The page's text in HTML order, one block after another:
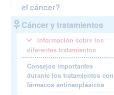
el cáncer?
Cáncer y tratamientos
Información sobre los
diferentes tratamientos
Consejos importantes
durante los tratamientos con
fármacos antineoplásicos